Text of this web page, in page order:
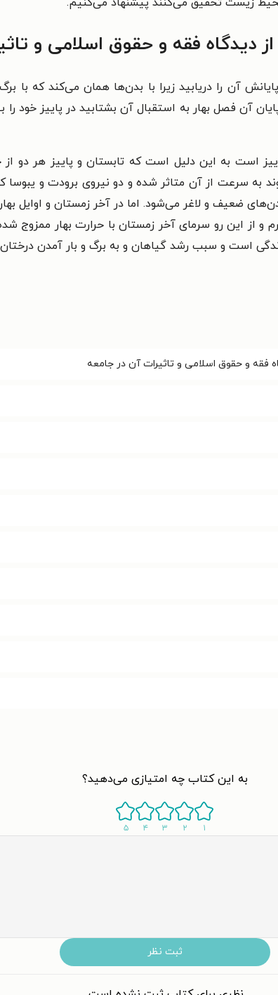
محیط زیست تحقیق می‌کنند پیشنهاد می‌کنیم.
فقه و حقوق اسلامی و
آن را دریابید زیرا با بدن‌ها همان می‌کند که با
آن فصل بهار به استقبال آن بشتابید در پاییز خود را
است به این دلیل است که تابستان و پاییز هر
به سرعت از آن متاثر شده و دو نیروی برودت و
ضعیف و لاغر می‌شود. اما در آخر زمستان و اوایل بهار
و از این رو سرمای آخر زمستان با حرارت بهار
است و سبب رشد گیاهان و به برگ و بار آمدن
و حقوق اسلامی و تاثیرات آن در جامعه
به این کتاب چه امتیازی می‌دهید؟
۱ ۲ ۳ ۴ ۵
ثبت نظر